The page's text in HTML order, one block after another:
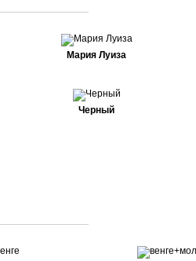
Мария Луиза
Черный